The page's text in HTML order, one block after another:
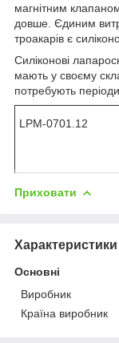
магнітним
довше. Єдиним
троакарів є
Силіконові
мають у своєму
потребують
LPM-0701.12
Приховати
Характеристики
Основні
Виробник
Країна виробник